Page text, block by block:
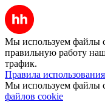
Мы используем файлы
правильную работу
трафик.
Правила
Мы используем файлы
файлов cookie